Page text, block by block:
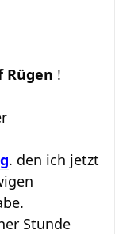
Rügen !
. den ich jetzt
Stunde